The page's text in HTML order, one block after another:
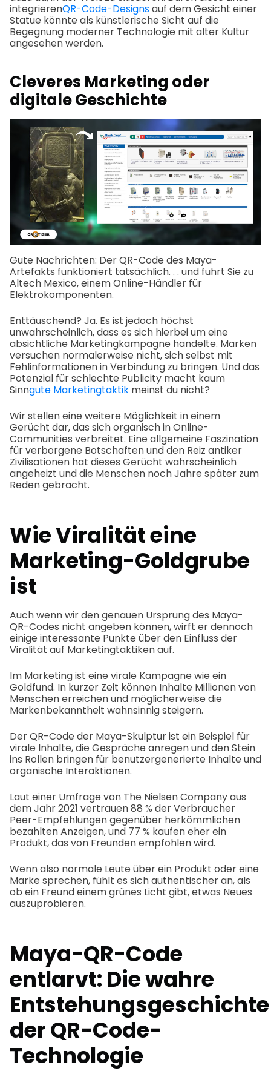
integrierenQR-Code-Designsauf dem Gesicht einer
Statue könnte als künstlerische Sicht auf die
Begegnung moderner Technologie mit alter Kultur
angesehen werden.
Cleveres Marketing oder
digitale Geschichte
Gute Nachrichten: Der QR-Code des Maya-
Artefakts funktioniert tatsächlich. . . und führt Sie zu
Altech Mexico, einem Online-Händler für
Elektrokomponenten.
Enttäuschend? Ja. Es ist jedoch höchst
unwahrscheinlich, dass es sich hierbei um eine
absichtliche Marketingkampagne handelte. Marken
versuchen normalerweise nicht, sich selbst mit
Fehlinformationen in Verbindung zu bringen. Und das
Potenzial für schlechte Publicity macht kaum
Sinngute Marketingtaktik meinst du nicht?
Wir stellen eine weitere Möglichkeit in einem
Gerücht dar, das sich organisch in Online-
Communities verbreitet. Eine allgemeine Faszination
für verborgene Botschaften und den Reiz antiker
Zivilisationen hat dieses Gerücht wahrscheinlich
angeheizt und die Menschen noch Jahre später zum
Reden gebracht.
Wie Viralität eine
Marketing-Goldgrube
ist
Auch wenn wir den genauen Ursprung des Maya-
QR-Codes nicht angeben können, wirft er dennoch
einige interessante Punkte über den Einfluss der
Viralität auf Marketingtaktiken auf.
Im Marketing ist eine virale Kampagne wie ein
Goldfund. In kurzer Zeit können Inhalte Millionen von
Menschen erreichen und möglicherweise die
Markenbekanntheit wahnsinnig steigern.
Der QR-Code der Maya-Skulptur ist ein Beispiel für
virale Inhalte, die Gespräche anregen und den Stein
ins Rollen bringen für benutzergenerierte Inhalte und
organische Interaktionen.
Laut einer Umfrage von The Nielsen Company aus
dem Jahr 2021 vertrauen 88 % der Verbraucher
Peer-Empfehlungen gegenüber herkömmlichen
bezahlten Anzeigen, und 77 % kaufen eher ein
Produkt, das von Freunden empfohlen wird.
Wenn also normale Leute über ein Produkt oder eine
Marke sprechen, fühlt es sich authentischer an, als
ob ein Freund einem grünes Licht gibt, etwas Neues
auszuprobieren.
Maya-QR-Code
entlarvt: Die wahre
Entstehungsgeschichte
der QR-Code-
Technologie